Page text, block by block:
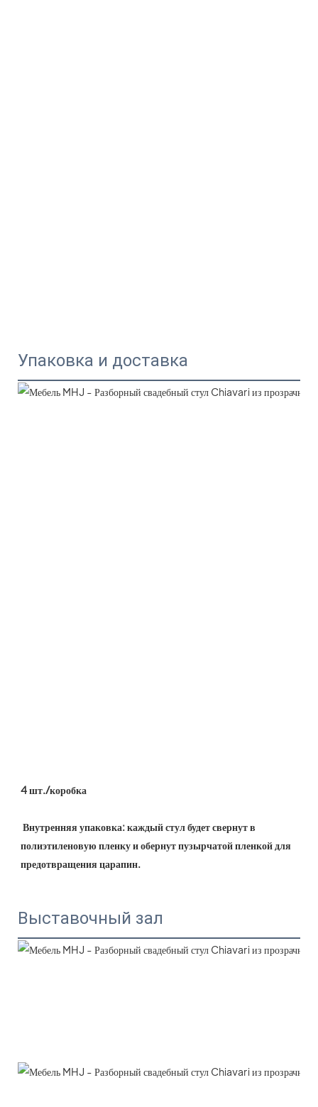
Упаковка и доставка
4 шт./коробка
полиэтиленовую пленку и обернут пузырчатой ​​пленкой для
предотвращения царапин.
Выставочный зал